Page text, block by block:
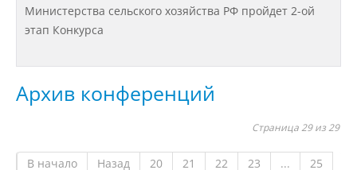
Условия труда на рабочих местах
Министерства сельского хозяйства РФ пройдет 2-ой
этап Конкурса
Архив конференций
Страница 29 из 29
В начало Назад 20 21 22 23 ... 25